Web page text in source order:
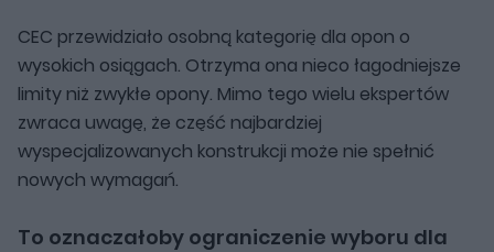
CEC przewidziało osobną kategorię dla opon o
wysokich osiągach. Otrzyma ona nieco łagodniejsze
limity niż zwykłe opony. Mimo tego wielu ekspertów
zwraca uwagę, że część najbardziej
wyspecjalizowanych konstrukcji może nie spełnić
nowych wymagań.
To oznaczałoby ograniczenie wyboru dla